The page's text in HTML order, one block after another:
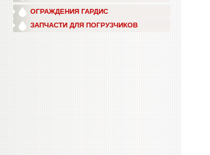
ОГРАЖДЕНИЯ ГАРДИС
ЗАПЧАСТИ ДЛЯ ПОГРУЗЧИКОВ